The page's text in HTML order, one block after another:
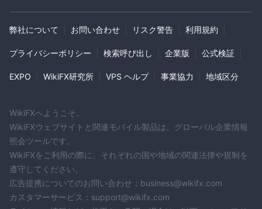
gloffix を取引先となる可能性のあるブローカーのリストから除外
することをお勧めします。これらの予防措置を講じることは、経
投資ポートフォリオを多様化できるようにします。また、初心者
と経験豊富なトレーダーの両方に対応する、さまざまなレベルの
複数のライブ取引口座も提供しています。電話、電子メール、ソ
ーシャル メディアによる連絡オプションを利用できるため、迅速
なカスタマー サポートが保証されます。さらに、このプラットフ
ォームは複数のユーザーフレンドリーな取引プラットフォームを
提供し、ユーザーに柔軟性を提供します。
弊社について お問い合わせ リスク警告 利用規約
プライバシーポリシー 検索呼び出し 企業版 公式検証
EXPO WikiFX研究所 VPS ヘルプ 事業協力 地域区分
WikiFXへようこそ。
WikiFXウェブサイトと関連モバイル製品は、グローバル企業情報
照会ツールです。
WikiFXをご利用の際に、それぞれの国や地域の関連法律や規制を
遵守してください。
広告提携についてのお問い合わせ：business@wikifx.com
カスタマーサービス：support@wikifx.com